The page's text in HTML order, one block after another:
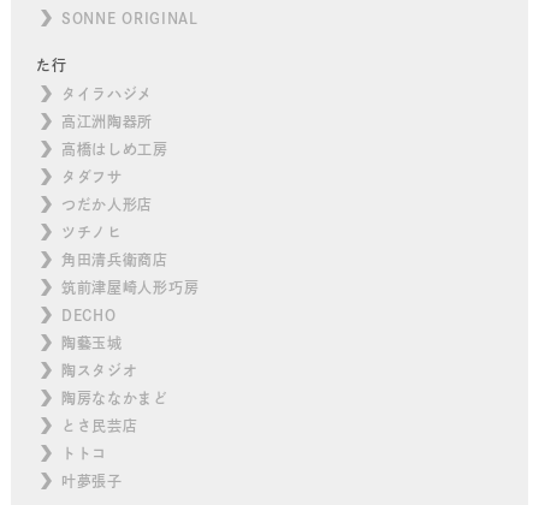
SONNE ORIGINAL
た行
タイラハジメ
高江洲陶器所
高橋はしめ工房
タダフサ
つだか人形店
ツチノヒ
角田清兵衛商店
筑前津屋崎人形巧房
DECHO
陶藝玉城
陶スタジオ
陶房ななかまど
とさ民芸店
トトコ
叶夢張子